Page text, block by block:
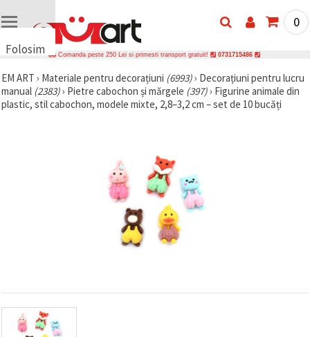
Folosim
uri
🍪 Folosim
cookie-uri
afișa
conținut și
reclame
0
Comanda peste 250 Lei si primesti transport gratuit! 0731715486
EM ART › Materiale pentru decorațiuni (6993)› Decorațiuni pentru lucru
manual (2383)› Pietre cabochon și mărgele (397)› Figurine animale din
plastic, stil cabochon, modele mixte, 2,8–3,2 cm – set de 10 bucăți